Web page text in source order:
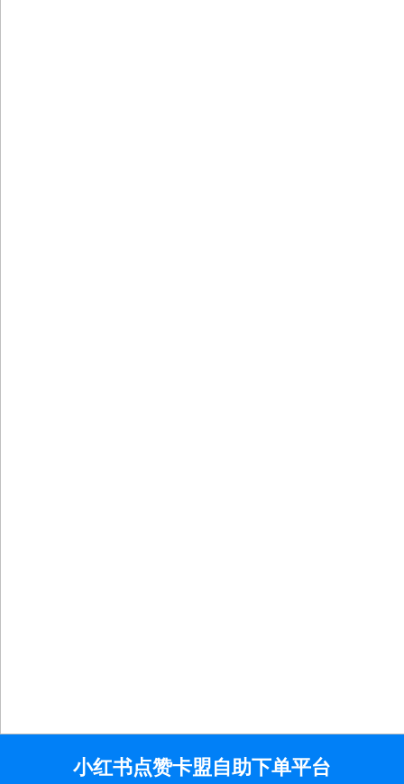
小红书点赞卡盟自助下单平台